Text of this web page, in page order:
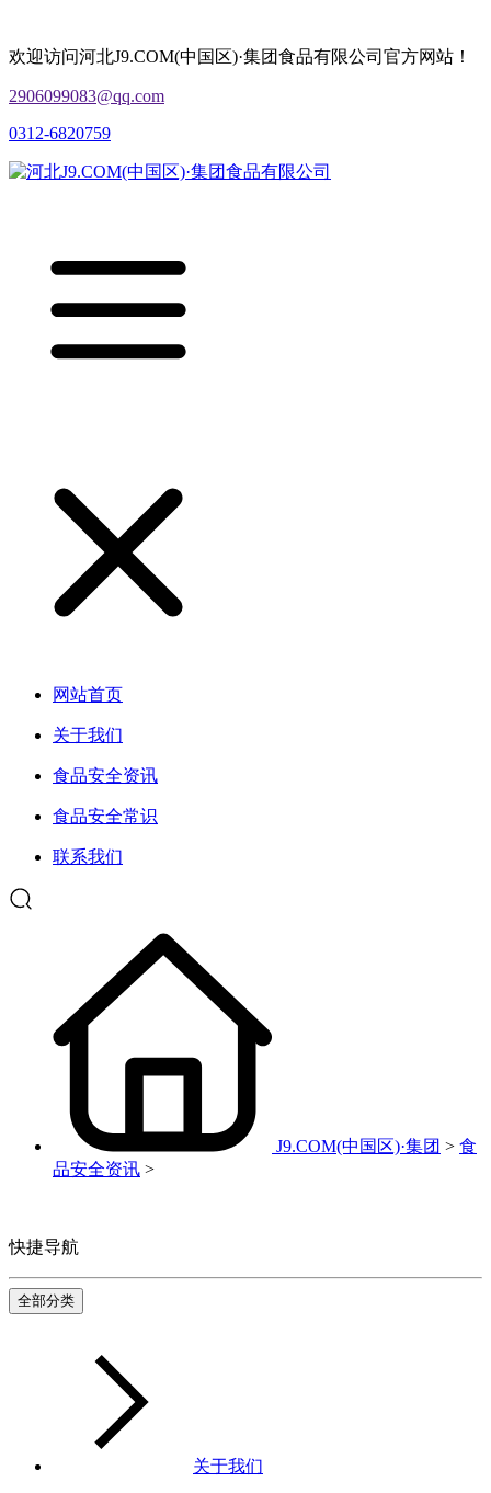
欢迎访问河北J9.COM(中国区)·集团食品有限公司官方网站！
2906099083@qq.com
0312-6820759
网站首页
关于我们
食品安全资讯
食品安全常识
联系我们
J9.COM(中国区)·集团 > 食
品安全资讯 >
快捷导航
全部分类
关于我们